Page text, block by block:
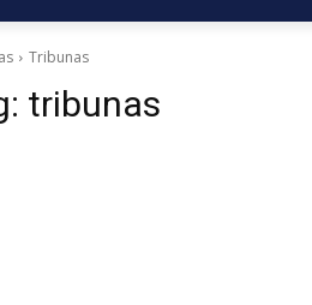
Tribunas
tribunas